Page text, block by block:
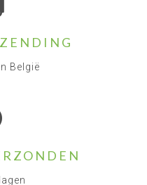
België